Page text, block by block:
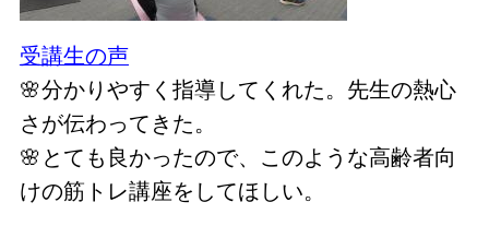
受講生の声
🌸分かりやすく指導してくれた。先生の熱心
さが伝わってきた。
🌸とても良かったので、このような高齢者向
けの筋トレ講座をしてほしい。